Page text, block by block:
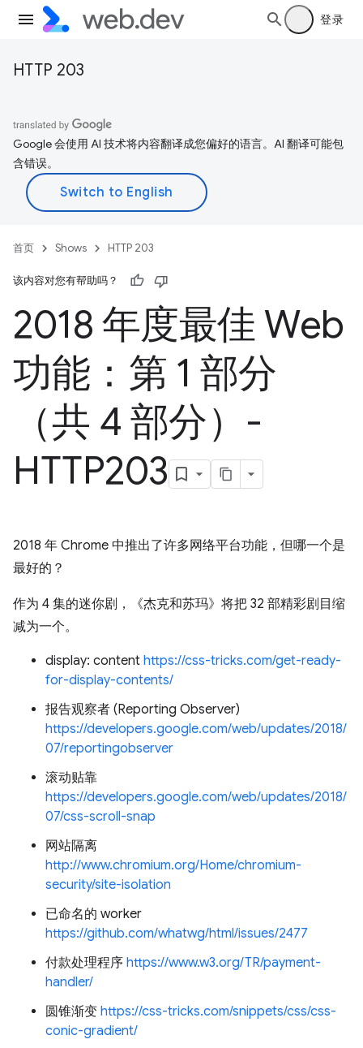
登录
HTTP 203
Google 会使用 AI 技术将内容翻译成您偏好的语言。AI 翻译可能包
含错误。
首页 Shows HTTP 203
该内容对您有帮助吗？
2018 年度最佳 Web
功能：第 1 部分
（共 4 部分）-
HTTP203
2018 年 Chrome 中推出了许多网络平台功能，但哪一个是
最好的？
作为 4 集的迷你剧，《杰克和苏玛》将把 32 部精彩剧目缩
减为一个。
display: content https://css-tricks.com/get-ready-
for-display-contents/
报告观察者 (Reporting Observer)
https://developers.google.com/web/updates/2018/
07/reportingobserver
滚动贴靠
https://developers.google.com/web/updates/2018/
07/css-scroll-snap
网站隔离
http://www.chromium.org/Home/chromium-
security/site-isolation
已命名的 worker
https://github.com/whatwg/html/issues/2477
付款处理程序 https://www.w3.org/TR/payment-
handler/
圆锥渐变 https://css-tricks.com/snippets/css/css-
conic-gradient/